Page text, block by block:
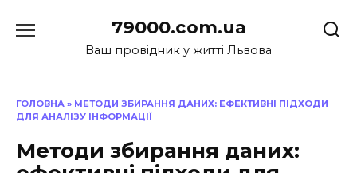
до
79000.com.ua
Ваш провідник у житті Львова
ГОЛОВНА » МЕТОДИ ЗБИРАННЯ ДАНИХ: ЕФЕКТИВНІ ПІДХОДИ
ДЛЯ АНАЛІЗУ ІНФОРМАЦІЇ
Методи збирання даних: